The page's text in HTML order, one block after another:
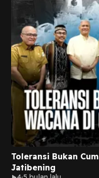
Toleransi Bukan
Jatibening